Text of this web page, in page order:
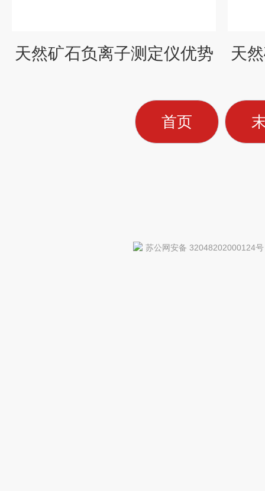
天然矿石负离子测定仪优势 天
首页
苏公网安备 32048202000124号